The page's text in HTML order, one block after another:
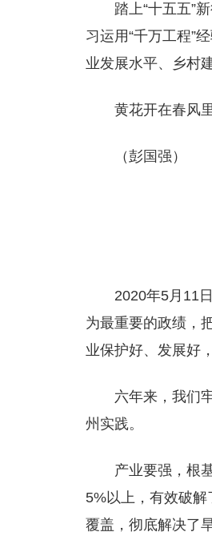
踏上“十五五”
习运用“千万工程”
业发展水平、乡村
黄花开在春风
（彭国强）
2020年5月11
为最重要的政绩，
业保护好、发展好
六年来，我们
州实践。
产业要强，根
5%以上，有效破解
覆盖，彻底解决了